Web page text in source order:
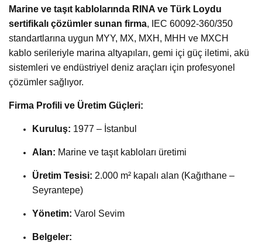
Marine ve taşıt kablolarında RINA ve Türk Loydu
sertifikalı çözümler sunan firma, IEC 60092-360/350
standartlarına uygun MYY, MX, MXH, MHH ve MXCH
kablo serileriyle marina altyapıları, gemi içi güç iletimi, akü
sistemleri ve endüstriyel deniz araçları için profesyonel
çözümler sağlıyor.
Firma Profili ve Üretim Güçleri:
Kuruluş: 1977 – İstanbul
Alan: Marine ve taşıt kabloları üretimi
Üretim Tesisi: 2.000 m² kapalı alan (Kağıthane –
Seyrantepe)
Yönetim: Varol Sevim
Belgeler: